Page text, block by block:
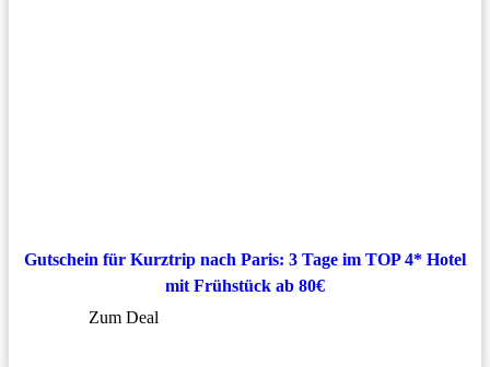
Gutschein für Kurztrip nach Paris: 3 Tage im TOP 4* Hotel
mit Frühstück ab 80€
Zum Deal